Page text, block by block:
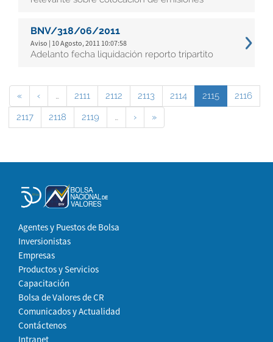
BNV/318/06/2011
Aviso | 10 Agosto, 2011 10:07:58
Adelanto fecha liquidación reporto tripartito
« ‹ … 2111 2112 2113 2114 2115
2116
2117
2118 2119 … › »
Agentes y Puestos de Bolsa
Inversionistas
Empresas
Productos y Servicios
Capacitación
Bolsa de Valores de CR
Comunicados y Actualidad
Contáctenos
Intranet